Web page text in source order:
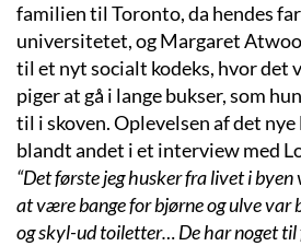
familien til Toronto, da hendes
universitetet, og Margaret
til et nyt socialt kodeks, hvor det
piger at gå i lange bukser, som
til i skoven. Oplevelsen af det
blandt andet i et interview med
“Det første jeg husker fra livet i byen
at være bange for bjørne og ulve var
og skyl-ud toiletter… De har noget